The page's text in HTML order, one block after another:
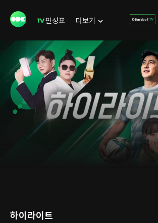
편성표 더보기
하이라이트